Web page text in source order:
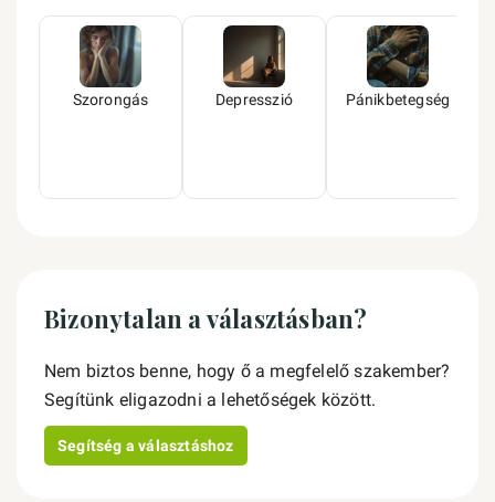
Szorongás Depresszió
Pánikbetegség
Bizonytalan a választásban?
Nem biztos benne, hogy ő a megfelelő szakember?
Segítünk eligazodni a lehetőségek között.
Segítség a választáshoz